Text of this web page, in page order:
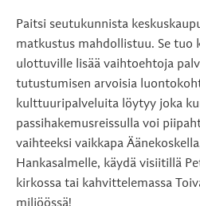
Paitsi seutukunnista
matkustus mahdollistuu. Se tuo
ulottuville lisää vaihtoehtoja
tutustumisen arvoisia
kulttuuripalveluita löytyy joka
passihakemusreissulla voi
vaihteeksi vaikkapa
Hankasalmelle, käydä visiitillä
kirkossa tai kahvittelemassa